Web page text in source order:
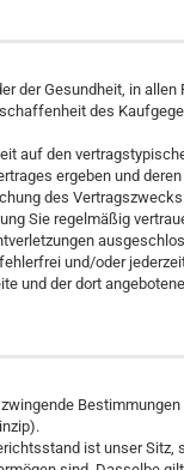
der Gesundheit, in allen
des
auf den
ergeben und
des
Sie regelmäßig
und/oder
und der dort
ist unser Sitz,